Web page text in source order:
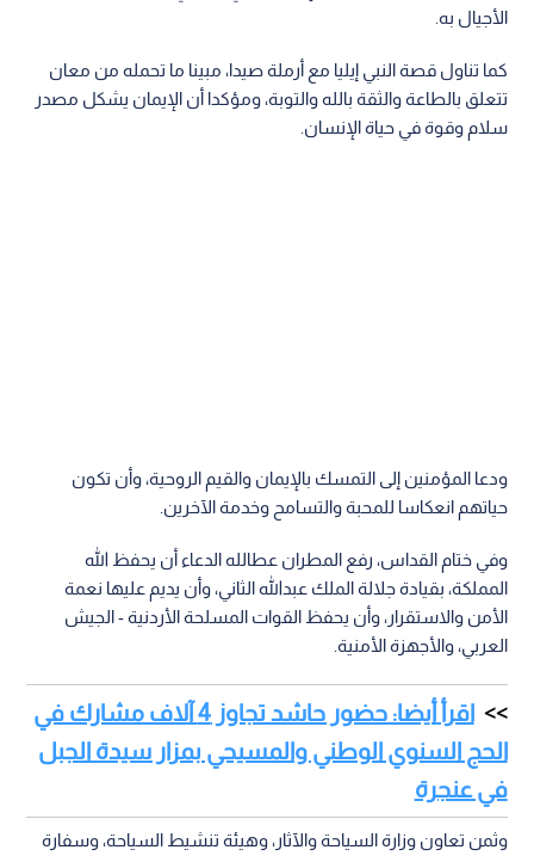
الأجيال به.
كما تناول قصة النبي إيليا مع أرملة صيدا، مبينا ما تحمله من معان
تتعلق بالطاعة والثقة بالله والتوبة، ومؤكدا أن الإيمان يشكل مصدر
سلام وقوة في حياة الإنسان.
ودعا المؤمنين إلى التمسك بالإيمان والقيم الروحية، وأن تكون
حياتهم انعكاسا للمحبة والتسامح وخدمة الآخرين.
وفي ختام القداس، رفع المطران عطالله الدعاء أن يحفظ الله
المملكة، بقيادة جلالة الملك عبدالله الثاني، وأن يديم عليها نعمة
الأمن والاستقرار، وأن يحفظ القوات المسلحة الأردنية - الجيش
العربي، والأجهزة الأمنية.
اقرأ أيضا: حضور حاشد تجاوز 4 آلاف مشارك في
الحج السنوي الوطني والمسيحي بمزار سيدة الجبل
في عنجرة
وثمن تعاون وزارة السياحة والآثار، وهيئة تنشيط السياحة، وسفارة